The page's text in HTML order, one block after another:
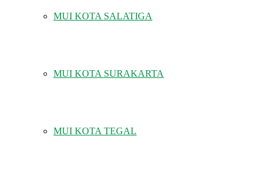
MUI KOTA SALATIGA
MUI KOTA SURAKARTA
MUI KOTA TEGAL